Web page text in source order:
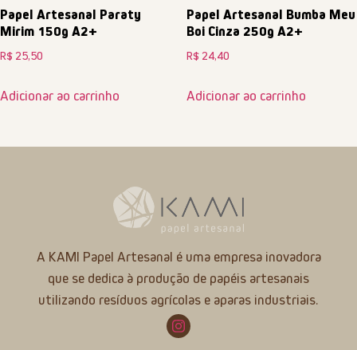
Papel Artesanal Paraty
Mirim 150g A2+
R$ 25,50
Adicionar ao carrinho
Papel Artesanal Bumba Meu
Boi Cinza 250g A2+
R$ 24,40
Adicionar ao carrinho
A KAMI Papel Artesanal é uma empresa inovadora
que se dedica à produção de papéis artesanais
utilizando resíduos agrícolas e aparas industriais.